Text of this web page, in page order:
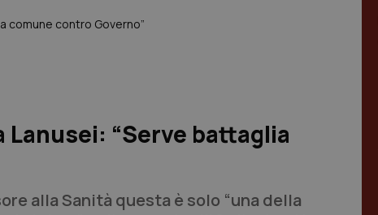
comune contro Governo”
“Serve battaglia
alla Sanità questa è solo “una della